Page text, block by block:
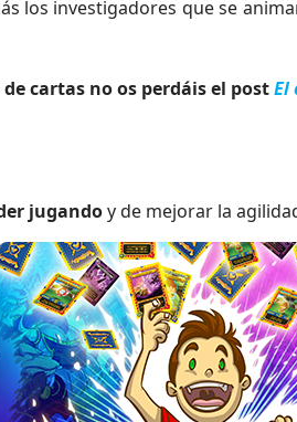
los investigadores que se
cartas no os perdáis el postEl
jugandoy de mejorar la